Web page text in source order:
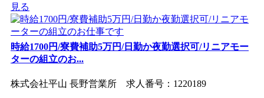
見る
時給1700円/寮費補助5万円/日勤か夜勤選択可/リニアモー
ターの組立のお...
株式会社平山 長野営業所 求人番号：1220189